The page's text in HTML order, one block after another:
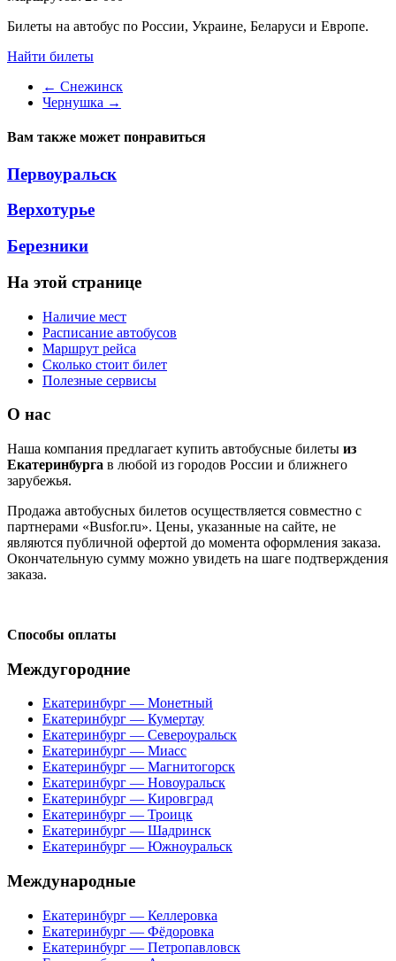
Билеты на автобус по России, Украине, Беларуси и Европе.
Найти билеты
← Снежинск
Чернушка →
Вам также может понравиться
Первоуральск
Верхотурье
Березники
На этой странице
Наличие мест
Расписание автобусов
Маршрут рейса
Сколько стоит билет
Полезные сервисы
О нас
Наша компания предлагает купить автобусные билеты из
Екатеринбурга в любой из городов России и ближнего
зарубежья.
Продажа автобусных билетов осуществляется совместно с
партнерами «Busfor.ru». Цены, указанные на сайте, не
являются публичной офертой до момента оформления заказа.
Окончательную сумму можно увидеть на шаге подтверждения
заказа.
Способы оплаты
Междугородние
Екатеринбург — Монетный
Екатеринбург — Кумертау
Екатеринбург — Североуральск
Екатеринбург — Миасс
Екатеринбург — Магнитогорск
Екатеринбург — Новоуральск
Екатеринбург — Кировград
Екатеринбург — Троицк
Екатеринбург — Шадринск
Екатеринбург — Южноуральск
Международные
Екатеринбург — Келлеровка
Екатеринбург — Фёдоровка
Екатеринбург — Петропавловск